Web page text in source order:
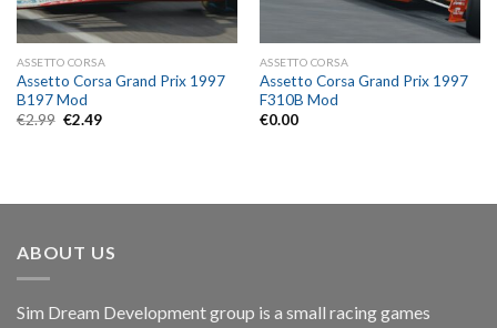
ASSETTO CORSA
Assetto Corsa Grand Prix 1997
B197 Mod
€2.99 Original
€2.49Current
ASSETTO CORSA
Assetto Corsa Grand Prix 1997
F310B Mod
€0.00
ABOUT US
Sim Dream Development group is a small racing games